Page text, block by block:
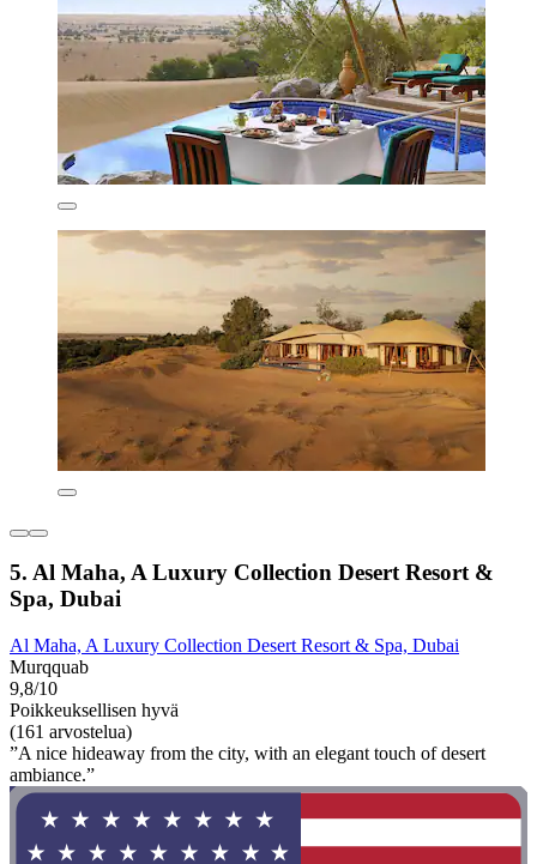
5. Al Maha, A Luxury Collection Desert Resort &
Spa, Dubai
Al Maha, A Luxury Collection Desert Resort & Spa, Dubai
Murqquab
9,8/10
Poikkeuksellisen hyvä
(161 arvostelua)
”A nice hideaway from the city, with an elegant touch of desert
ambiance.”